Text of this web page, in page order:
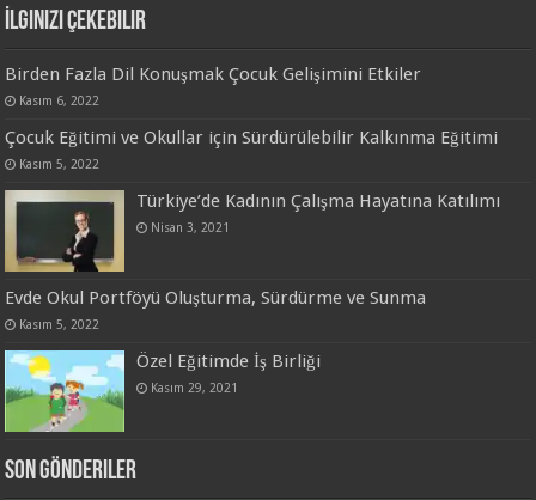
İlginizi Çekebilir
Birden Fazla Dil Konuşmak Çocuk Gelişimini Etkiler
Kasım 6, 2022
Çocuk Eğitimi ve Okullar için Sürdürülebilir Kalkınma Eğitimi
Kasım 5, 2022
Türkiye’de Kadının Çalışma Hayatına Katılımı
Nisan 3, 2021
Evde Okul Portföyü Oluşturma, Sürdürme ve Sunma
Kasım 5, 2022
Özel Eğitimde İş Birliği
Kasım 29, 2021
Son Gönderiler